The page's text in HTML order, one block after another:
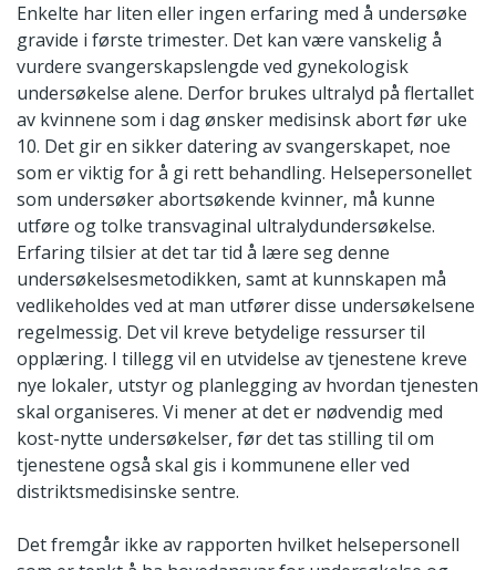
Enkelte har liten eller ingen erfaring med å undersøke
gravide i første trimester. Det kan være vanskelig å
vurdere svangerskapslengde ved gynekologisk
undersøkelse alene. Derfor brukes ultralyd på flertallet
av kvinnene som i dag ønsker medisinsk abort før uke
10. Det gir en sikker datering av svangerskapet, noe
som er viktig for å gi rett behandling. Helsepersonellet
som undersøker abortsøkende kvinner, må kunne
utføre og tolke transvaginal ultralydundersøkelse.
Erfaring tilsier at det tar tid å lære seg denne
undersøkelsesmetodikken, samt at kunnskapen må
vedlikeholdes ved at man utfører disse undersøkelsene
regelmessig. Det vil kreve betydelige ressurser til
opplæring. I tillegg vil en utvidelse av tjenestene kreve
nye lokaler, utstyr og planlegging av hvordan tjenesten
skal organiseres. Vi mener at det er nødvendig med
kost-nytte undersøkelser, før det tas stilling til om
tjenestene også skal gis i kommunene eller ved
distriktsmedisinske sentre.
Det fremgår ikke av rapporten hvilket helsepersonell